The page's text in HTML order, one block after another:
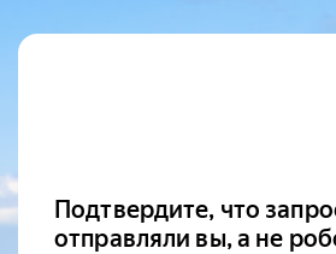
Подтвердите, что
отправляли вы, а не